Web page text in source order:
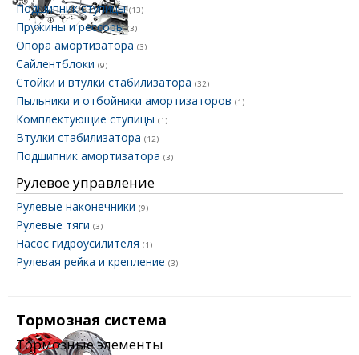
Подшипник ступицы(13)
Пружины и рессоры(3)
Опора амортизатора (3)
Сайлентблоки (9)
Стойки и втулки стабилизатора (32)
Пыльники и отбойники амортизаторов (1)
Комплектующие ступицы (1)
Втулки стабилизатора (12)
Подшипник амортизатора (3)
Рулевое управление
Рулевые наконечники (9)
Рулевые тяги (3)
Насос гидроусилителя (1)
Рулевая рейка и крепление (3)
Тормозная система
Тормозные элементы